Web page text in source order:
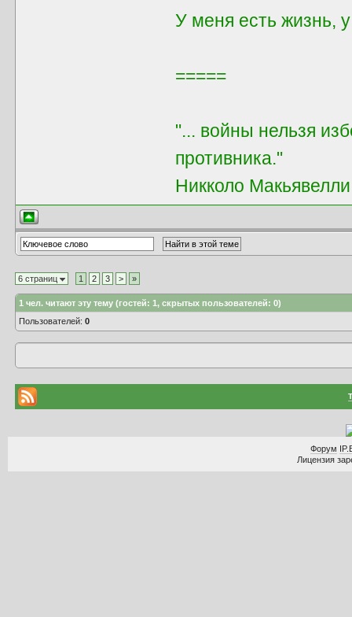
У меня есть жизнь,
=====
"... войны нельзя
противника."
Никколо Макьявелли
6 страниц 1 2 3 > »
1 чел. читают эту тему (гостей: 1, скрытых пользователей: 0)
Пользователей:0
Форум
Лицензия